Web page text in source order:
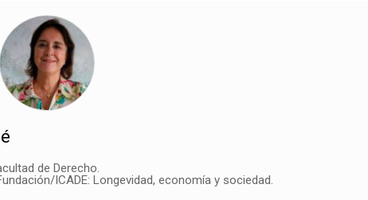
de Derecho.
ICADE: Longevidad, economía y sociedad.